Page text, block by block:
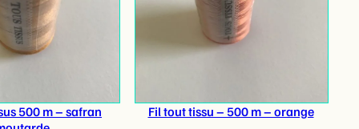
500 m – safran
Fil tout tissu – 500 m – orange